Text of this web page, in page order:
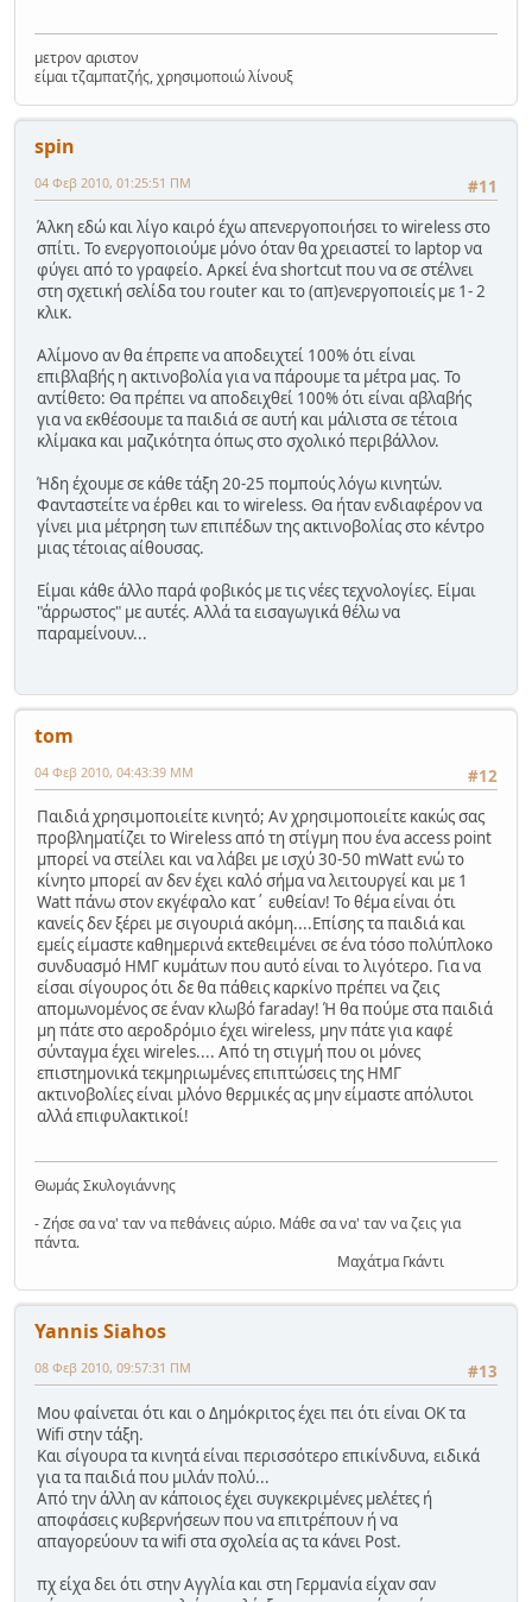
μετρον αριστον
είμαι τζαμπατζής, χρησιμοποιώ λίνουξ
spin
#11
04 Φεβ 2010, 01:25:51 ΠΜ
Άλκη εδώ και λίγο καιρό έχω απενεργοποιήσει το wireless στο
σπίτι. Το ενεργοποιούμε μόνο όταν θα χρειαστεί το laptop να
φύγει από το γραφείο. Αρκεί ένα shortcut που να σε στέλνει
στη σχετική σελίδα του router και το (απ)ενεργοποιείς με 1- 2
κλικ.
Αλίμονο αν θα έπρεπε να αποδειχτεί 100% ότι είναι
επιβλαβής η ακτινοβολία για να πάρουμε τα μέτρα μας. Το
αντίθετο: Θα πρέπει να αποδειχθεί 100% ότι είναι αβλαβής
για να εκθέσουμε τα παιδιά σε αυτή και μάλιστα σε τέτοια
κλίμακα και μαζικότητα όπως στο σχολικό περιβάλλον.
Ήδη έχουμε σε κάθε τάξη 20-25 πομπούς λόγω κινητών.
Φανταστείτε να έρθει και το wireless. Θα ήταν ενδιαφέρον να
γίνει μια μέτρηση των επιπέδων της ακτινοβολίας στο κέντρο
μιας τέτοιας αίθουσας.
Είμαι κάθε άλλο παρά φοβικός με τις νέες τεχνολογίες. Είμαι
"άρρωστος" με αυτές. Αλλά τα εισαγωγικά θέλω να
παραμείνουν...
tom
#12
04 Φεβ 2010, 04:43:39 ΜΜ
Παιδιά χρησιμοποιείτε κινητό; Αν χρησιμοποιείτε κακώς σας
προβληματίζει το Wireless από τη στίγμη που ένα access point
μπορεί να στείλει και να λάβει με ισχύ 30-50 mWatt ενώ το
κίνητο μπορεί αν δεν έχει καλό σήμα να λειτουργεί και με 1
Watt πάνω στον εκγέφαλο κατ΄ ευθείαν! Το θέμα είναι ότι
κανείς δεν ξέρει με σιγουριά ακόμη....Επίσης τα παιδιά και
εμείς είμαστε καθημερινά εκτεθειμένει σε ένα τόσο πολύπλοκο
συνδυασμό ΗΜΓ κυμάτων που αυτό είναι το λιγότερο. Για να
είσαι σίγουρος ότι δε θα πάθεις καρκίνο πρέπει να ζεις
απομωνομένος σε έναν κλωβό faraday! Ή θα πούμε στα παιδιά
μη πάτε στο αεροδρόμιο έχει wireless, μην πάτε για καφέ
σύνταγμα έχει wireles.... Από τη στιγμή που οι μόνες
επιστημονικά τεκμηριωμένες επιπτώσεις της ΗΜΓ
ακτινοβολίες είναι μλόνο θερμικές ας μην είμαστε απόλυτοι
αλλά επιφυλακτικοί!
Θωμάς Σκυλογιάννης
- Ζήσε σα να' ταν να πεθάνεις αύριο. Μάθε σα να' ταν να ζεις για
πάντα.
Μαχάτμα Γκάντι
Yannis Siahos
#13
08 Φεβ 2010, 09:57:31 ΠΜ
Μου φαίνεται ότι και ο Δημόκριτος έχει πει ότι είναι ΟΚ τα
Wifi στην τάξη.
Και σίγουρα τα κινητά είναι περισσότερο επικίνδυνα, ειδικά
για τα παιδιά που μιλάν πολύ...
Από την άλλη αν κάποιος έχει συγκεκριμένες μελέτες ή
αποφάσεις κυβερνήσεων που να επιτρέπουν ή να
απαγορεύουν τα wifi στα σχολεία ας τα κάνει Post.
πχ είχα δει ότι στην Αγγλία και στη Γερμανία είχαν σαν